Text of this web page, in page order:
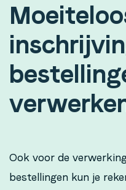
Ook voor de
bestellingen kun je